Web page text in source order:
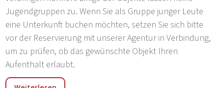
Jugendgruppen zu. Wenn Sie als Gruppe junger Leute
eine Unterkunft buchen möchten, setzen Sie sich bitte
vor der Reservierung mit unserer Agentur in Verbindung,
um zu prüfen, ob das gewünschte Objekt Ihren
Aufenthalt erlaubt.
Pula ist die größte und älteste Stadt in Istrien und bietet